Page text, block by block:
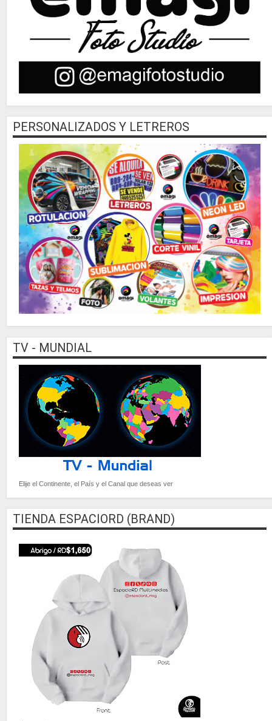
PERSONALIZADOS Y LETREROS
TV - MUNDIAL
Elije el Continente, el País y el Canal que deseas ver
TIENDA ESPACIORD (BRAND)